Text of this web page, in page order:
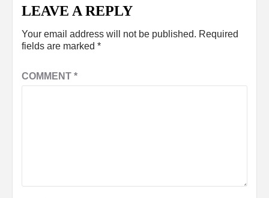
LEAVE A REPLY
Your email address will not be published. Required
fields are marked *
COMMENT *